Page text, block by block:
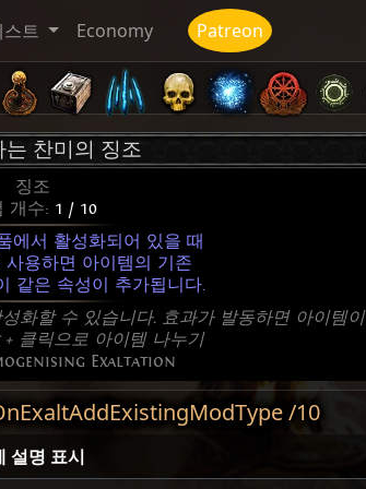
스트 Economy Patreon
는 찬미의 징조
징조
개수: 1 / 10
에서 활성화되어 있을 때
사용하면 아이템의 기존
같은 속성이 추가됩니다.
화할 수 있습니다. 효과가 발동하면 아이템이
클릭으로 아이템 나누기
Exaltation
/10
설명 표시